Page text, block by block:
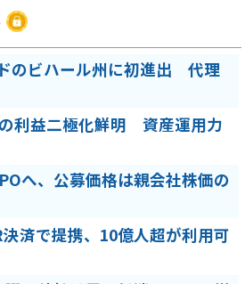
のビハール州に初進出 代理
利益二極化鮮明 資産運用力
へ、公募価格は親会社株価の
済で提携、10億人超が利用可